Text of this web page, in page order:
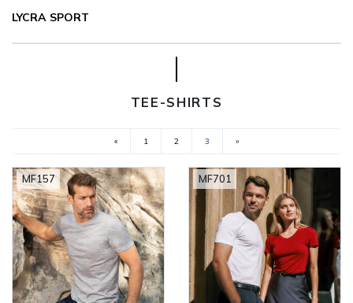
LYCRA SPORT
TEE-SHIRTS
« 1 2
3
»
MF157 MF701